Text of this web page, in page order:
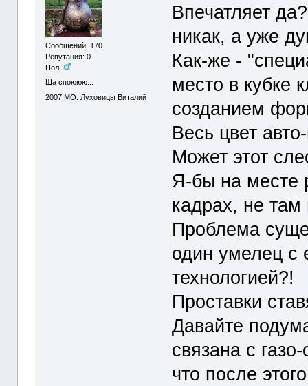
Сообщений: 170
Репутация: 0
Пол:
Ща споююю...
2007 МО. Луховицы Виталий
Впечатляет
никак, а уже
Как-же -
место в кубке
созданием
Весь цвет
Может этот
Я-бы на месте
кадрах, не
Проблема
один умелец с
технологией?!
Проставки
Давайте
связана с
что после